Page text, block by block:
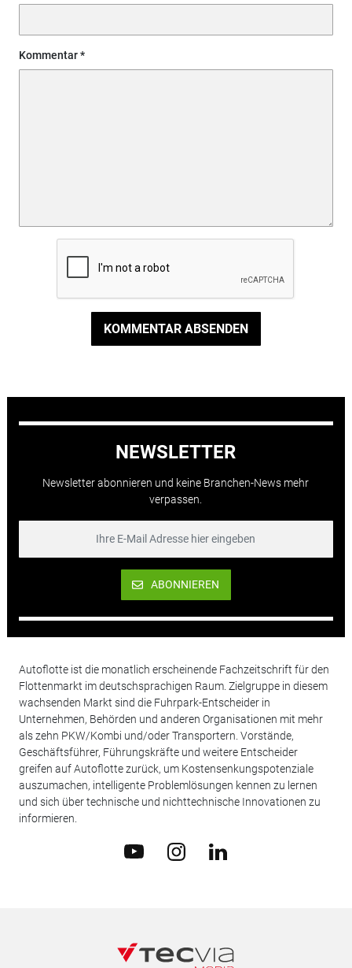
Kommentar
KOMMENTAR ABSENDEN
NEWSLETTER
Newsletter abonnieren und keine Branchen-News mehr
verpassen.
ABONNIEREN
Autoflotte ist die monatlich erscheinende Fachzeitschrift für den
Flottenmarkt im deutschsprachigen Raum. Zielgruppe in diesem
wachsenden Markt sind die Fuhrpark-Entscheider in
Unternehmen, Behörden und anderen Organisationen mit mehr
als zehn PKW/Kombi und/oder Transportern. Vorstände,
Geschäftsführer, Führungskräfte und weitere Entscheider
greifen auf Autoflotte zurück, um Kostensenkungspotenziale
auszumachen, intelligente Problemlösungen kennen zu lernen
und sich über technische und nichttechnische Innovationen zu
informieren.